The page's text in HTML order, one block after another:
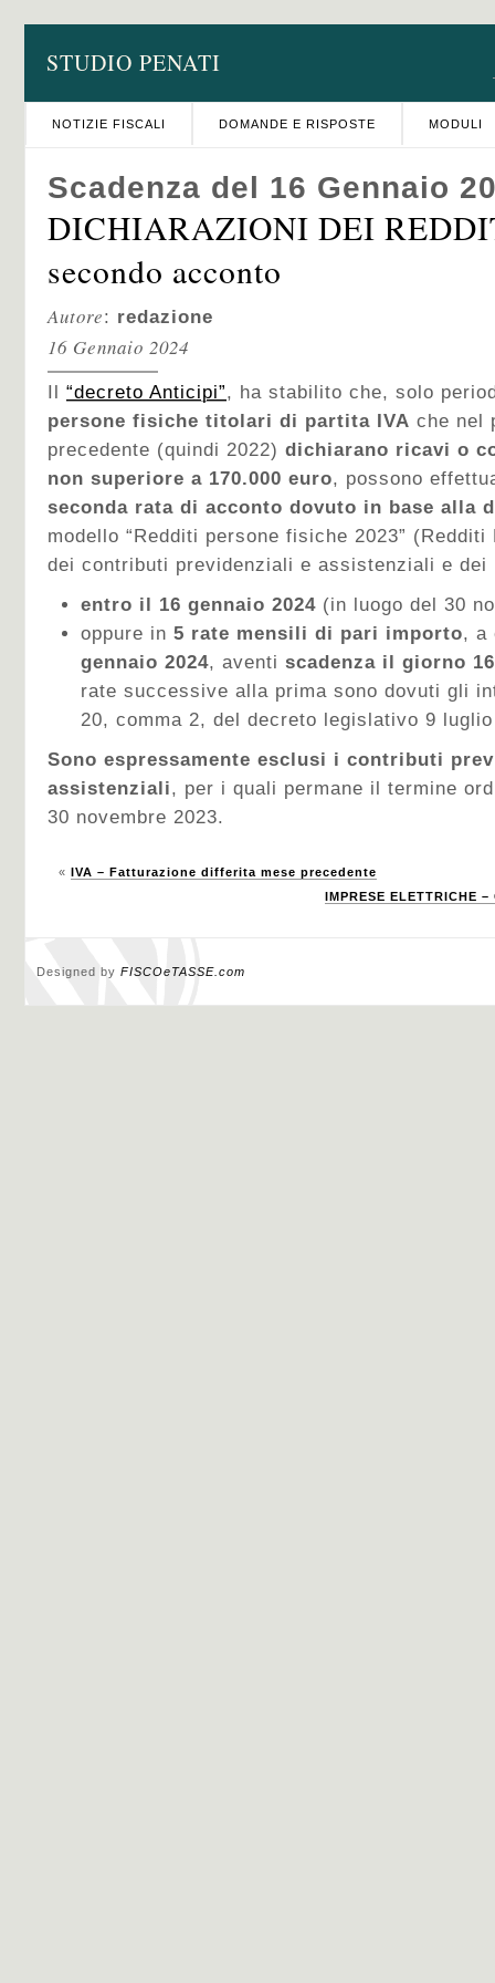
STUDIO PENATI
NOTIZIE FISCALI DOMANDE E RISPOSTE MODULI
Scadenza del 16 Gennaio
DICHIARAZIONI DEI
secondo acconto
Autore: redazione
16 Gennaio 2024
Il “decreto Anticipi”, ha stabilito che, solo
persone fisiche titolari di partita IVA che nel
precedente (quindi 2022) dichiarano ricavi o
non superiore a 170.000 euro, possono
seconda rata di acconto dovuto in base alla
modello “Redditi persone fisiche 2023”
dei contributi previdenziali e assistenziali e
entro il 16 gennaio 2024 (in luogo del 30
oppure in 5 rate mensili di pari importo, a
gennaio 2024, aventi scadenza il giorno
rate successive alla prima sono dovuti gli
20, comma 2, del decreto legislativo 9
Sono espressamente esclusi i contributi
assistenziali, per i quali permane il termine
30 novembre 2023.
« IVA – Fatturazione differita mese precedente
IMPRESE ELETTRICHE
Designed by FISCOeTASSE.com